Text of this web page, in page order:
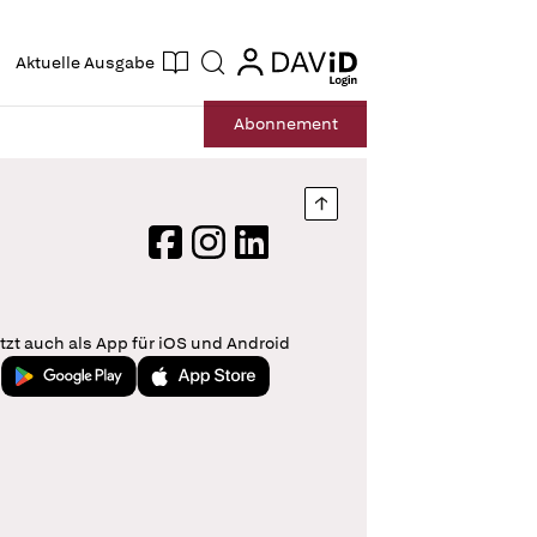
Aktuelle Ausgabe Suche login
login
Abonnement
Nach oben springen
FacebookInstagram
LinkedIn
auch als App für iOS und Android
Jetzt bei Google PlayLaden im App Store